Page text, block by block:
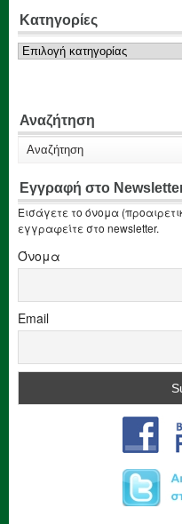
Κατηγορίες
Κατηγορίες
Αναζήτηση
Εγγραφή στο
Εισάγετε το όνομα
εγγραφείτε στο newsletter.
Όνομα
Email